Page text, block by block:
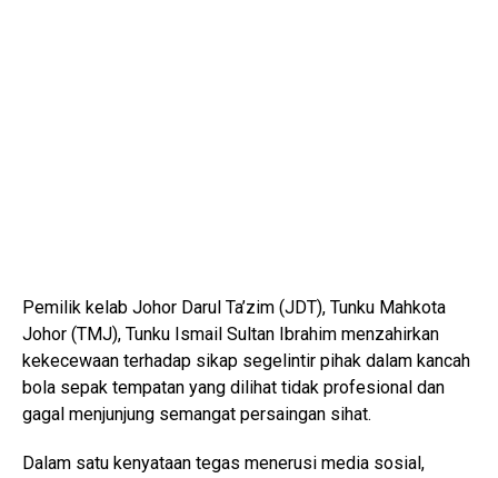
Pemilik kelab Johor Darul Ta’zim (JDT), Tunku Mahkota
Johor (TMJ), Tunku Ismail Sultan Ibrahim menzahirkan
kekecewaan terhadap sikap segelintir pihak dalam kancah
bola sepak tempatan yang dilihat tidak profesional dan
gagal menjunjung semangat persaingan sihat.
Dalam satu kenyataan tegas menerusi media sosial,